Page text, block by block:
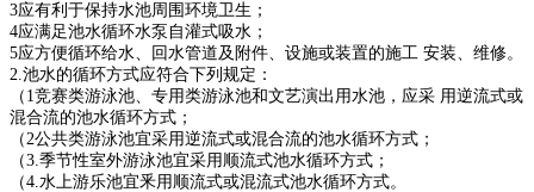
3应有利于保持水池周围环境卫生；
4应满足池水循环水泵自灌式吸水；
5应方便循环给水、回水管道及附件、设施或装置的施工 安装、维修。
2.池水的循环方式应符合下列规定：
（1竞赛类游泳池、专用类游泳池和文艺演出用水池，应采 用逆流式或
混合流的池水循环方式；
（2公共类游泳池宜采用逆流式或混合流的池水循环方式；
（3.季节性室外游泳池宜采用顺流式池水循环方式；
（4.水上游乐池宜釆用顺流式或混流式池水循环方式。